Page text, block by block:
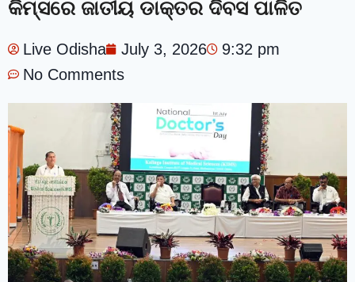
କିମ୍‍ସରେ ଜାତୀୟ ଡାକ୍ତର ଦିବସ ପାଳିତ
Live Odisha July 3, 2026
9:32 pm
No Comments